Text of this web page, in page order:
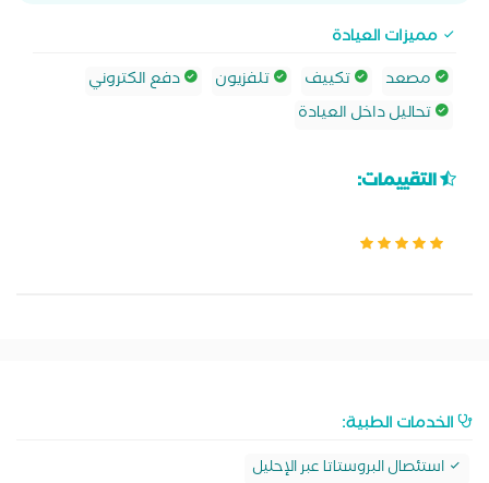
مميزات العيادة
مصعد
تكييف تلفزيون
دفع الكتروني
تحاليل داخل العيادة
التقييمات:
الخدمات الطبية:
استئصال البروستاتا عبر الإحليل